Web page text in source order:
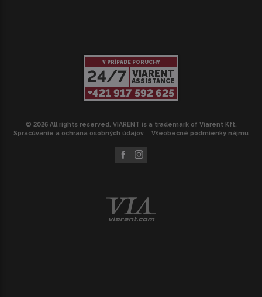
V PRÍPADE PORUCHY
24/7 VIARENT
ASSISTANCE
+421 917 592 625
© 2026 All rights reserved. VIARENT is a trademark of Viarent Kft.
Spracúvanie a ochrana osobných údajov
Všeobecné podmienky nájmu